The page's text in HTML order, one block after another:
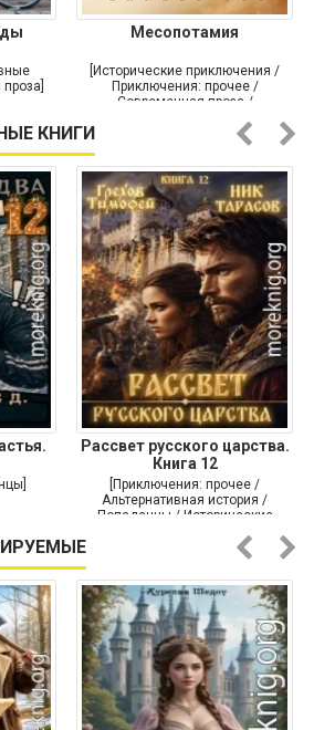
Месопотамия
[Исторические приключения /
Приключения: прочее /
Современная проза /
КНИГИ
Рассвет русского царства.
Книга 12
[Приключения: прочее /
Альтернативная история /
Попаданцы / Исторические